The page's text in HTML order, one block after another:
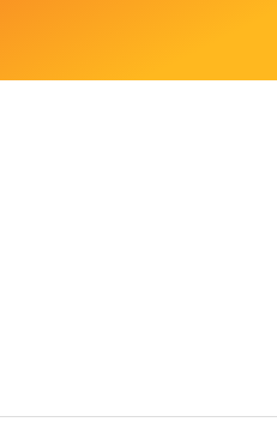
(빨주노초파남보)